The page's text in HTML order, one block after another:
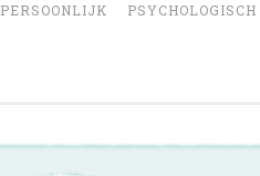
PERSOONLIJK PSYCHOLOGISCH